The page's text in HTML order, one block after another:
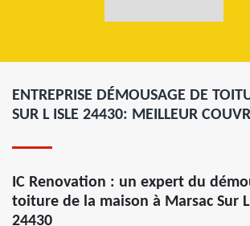
ENTREPRISE DÉMOUSAGE DE
SUR L ISLE 24430: MEILLEUR
IC Renovation : un expert du
toiture de la maison à Marsac Sur
24430